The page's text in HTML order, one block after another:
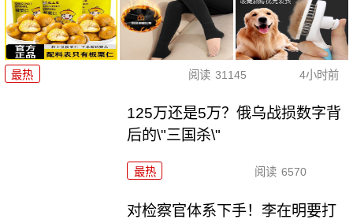
最热 阅读 31145 4小时前
125万还是5万？俄乌战损数字背
后的\"三国杀\"
最热 阅读 6570
对检察官体系下手！李在明要打